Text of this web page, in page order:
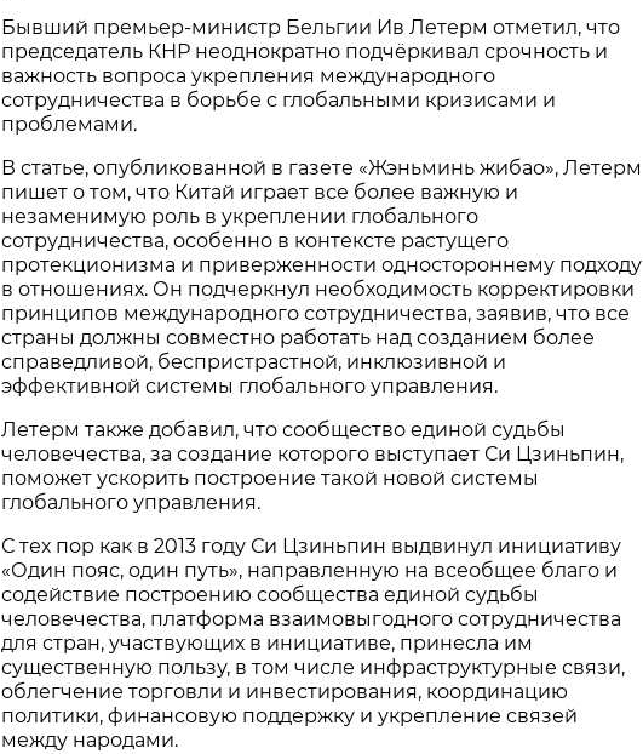
Бывший премьер-министр Бельгии Ив Летерм отметил, что
председатель КНР неоднократно подчёркивал срочность и
важность вопроса укрепления международного
сотрудничества в борьбе с глобальными кризисами и
проблемами.
В статье, опубликованной в газете «Жэньминь жибао», Летерм
пишет о том, что Китай играет все более важную и
незаменимую роль в укреплении глобального
сотрудничества, особенно в контексте растущего
протекционизма и приверженности одностороннему подходу
в отношениях. Он подчеркнул необходимость корректировки
принципов международного сотрудничества, заявив, что все
страны должны совместно работать над созданием более
справедливой, беспристрастной, инклюзивной и
эффективной системы глобального управления.
Летерм также добавил, что сообщество единой судьбы
человечества, за создание которого выступает Си Цзиньпин,
поможет ускорить построение такой новой системы
глобального управления.
С тех пор как в 2013 году Си Цзиньпин выдвинул инициативу
«Один пояс, один путь», направленную на всеобщее благо и
содействие построению сообщества единой судьбы
человечества, платформа взаимовыгодного сотрудничества
для стран, участвующих в инициативе, принесла им
существенную пользу, в том числе инфраструктурные связи,
облегчение торговли и инвестирования, координацию
политики, финансовую поддержку и укрепление связей
между народами.